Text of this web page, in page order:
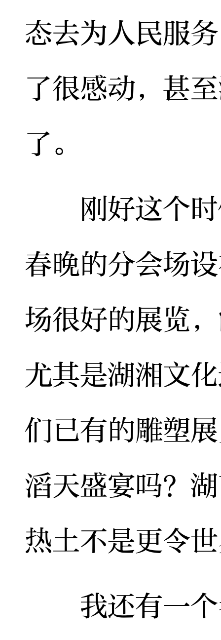
态去为人民服
了很感动，甚
了。
刚好这个时
春晚的分会场
场很好的展览
尤其是湖湘文
们已有的雕塑
滔天盛宴吗？
热土不是更令
我还有一个